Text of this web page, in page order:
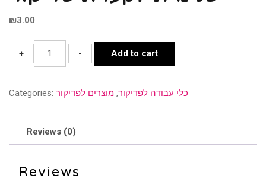
₪3.00
+
פנימית
לקערת
quantity
- Add to cart
Categories: כלי עבודה לפדיקור, מוצרים לפדיקור
Reviews (0)
Reviews